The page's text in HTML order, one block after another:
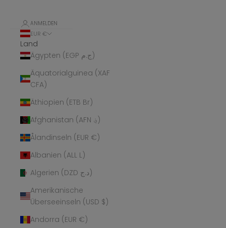
ANMELDEN
EUR €
Land
Ägypten (EGP ج.م)
Äquatorialguinea (XAF
CFA)
Äthiopien (ETB Br)
Afghanistan (AFN ؋)
Ålandinseln (EUR €)
Albanien (ALL L)
Algerien (DZD د.ج)
Amerikanische
Überseeinseln (USD $)
Andorra (EUR €)